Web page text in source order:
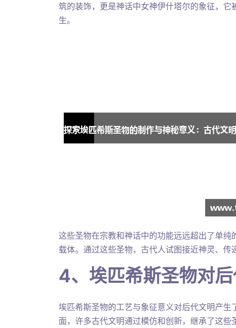
筑的装饰，更是神话中女神伊什塔尔的象征，
生。
这些圣物在宗教和神话中的功能远远超出了单
载体。通过这些圣物，古代人试图接近神灵、传
4、埃匹希斯圣物对
埃匹希斯圣物的工艺与象征意义对后代文明产
面，许多古代文明通过模仿和创新，继承了这